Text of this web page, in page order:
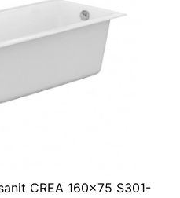
CREA 160x75 S301-